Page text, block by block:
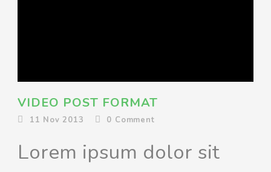
VIDEO POST FORMAT
11 Nov 2013 0 Comment
Lorem ipsum dolor sit